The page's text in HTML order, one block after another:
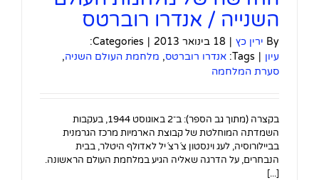
השנייה / אנדרו רוברטס
By ירין כץ | 18 בינואר 2013 |
Categories:
עיון |
Tags: אנדרו רוברטס, מלחמת העולם השניה,
סערת המלחמה
בקצרה (מתוך גב הספר): ב־2 באוגוסט 1944, בעקבות
השמדתה המוחלטת של קבוצת הארמיות מרכז הגרמנית
בביילורוסיה, לעג וינסטון צ´רצ´יל לאדולף היטלר, בבית
הנבחרים, על הדרגה שאליה הגיע במלחמת העולם הראשונה.
[...]